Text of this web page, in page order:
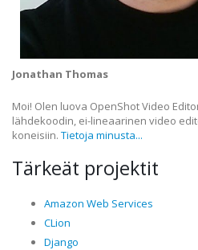
Jonathan Thomas
Moi! Olen luova OpenShot Video
lähdekoodin, ei-lineaarinen video
koneisiin. Tietoja minusta...
Tärkeät projektit
Amazon Web Services
CLion
Django